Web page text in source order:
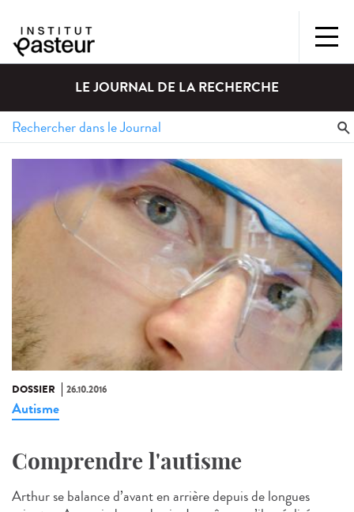
LE JOURNAL DE LA RECHERCHE
DOSSIER 26.10.2016
Autisme
Comprendre l'autisme
Arthur se balance d’avant en arrière depuis de longues